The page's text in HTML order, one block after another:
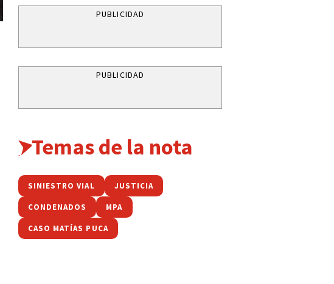
PUBLICIDAD
PUBLICIDAD
Temas de la nota
SINIESTRO VIAL JUSTICIA
CONDENADOS MPA
CASO MATÍAS PUCA